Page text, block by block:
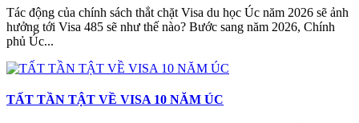
Tác động của chính sách thắt chặt Visa du học Úc năm 2026 sẽ ảnh
hưởng tới Visa 485 sẽ như thế nào? Bước sang năm 2026, Chính
phủ Úc...
TẤT TẦN TẬT VỀ VISA 10 NĂM ÚC